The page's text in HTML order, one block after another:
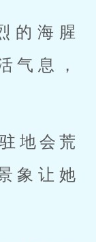
的海腥
气息，
地会荒
象让她